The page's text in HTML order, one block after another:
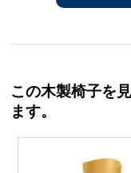
この木製椅子を
ます。